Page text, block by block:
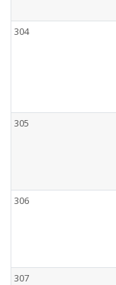
304
305
306
307